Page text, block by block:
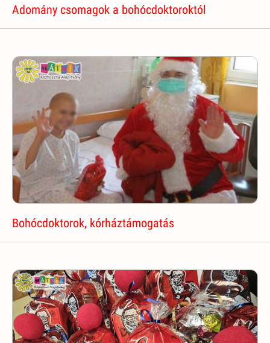
Adomány csomagok a bohócdoktoroktól
Bohócdoktorok, kórháztámogatás